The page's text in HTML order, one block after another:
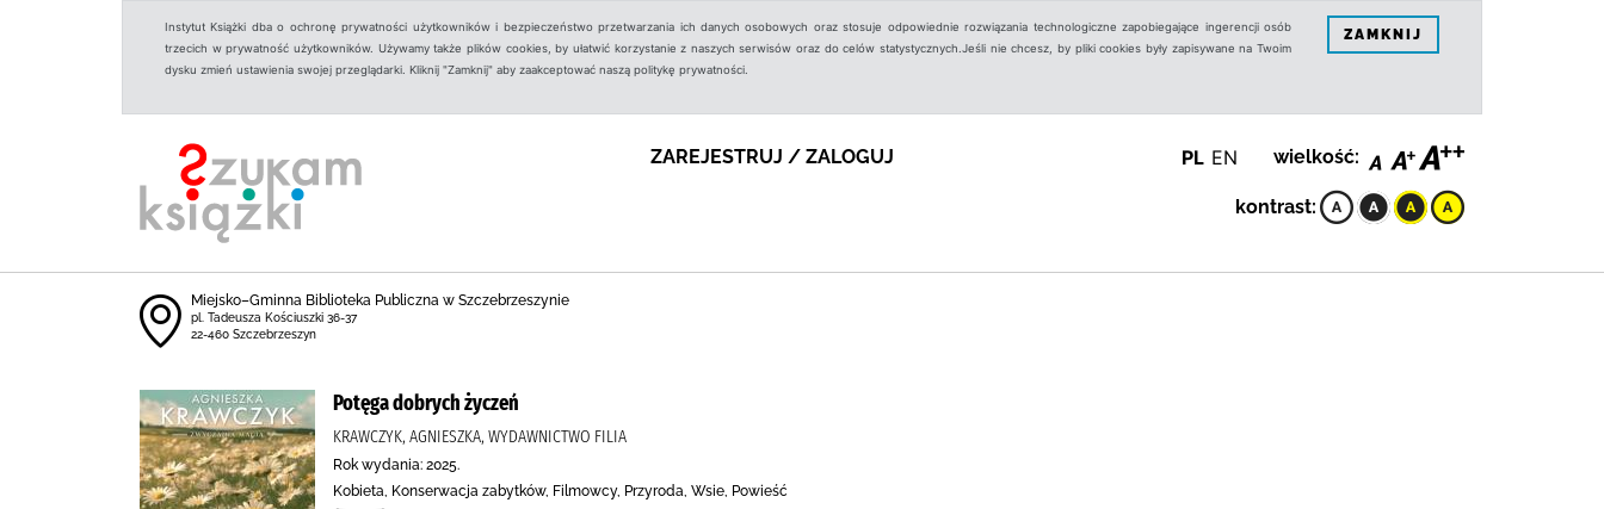
Instytut Książki dba o ochronę prywatności użytkowników i bezpieczeństwo przetwarzania ich danych osobowych oraz stosuje odpowiednie rozwiązania technologiczne zapobiegające ingerencji osób
trzecich w prywatność użytkowników. Używamy także plików cookies, by ułatwić korzystanie z naszych serwisów oraz do celów statystycznych.Jeśli nie chcesz, by pliki cookies były zapisywane na Twoim
dysku zmień ustawienia swojej przeglądarki. Kliknij "Zamknij" aby zaakceptować naszą politykę prywatności.
ZAMKNIJ
ZAREJESTRUJ / ZALOGUJ PL EN wielkość:
kontrast:
Miejsko–Gminna Biblioteka Publiczna w Szczebrzeszynie
pl. Tadeusza Kościuszki 36-37
22-460 Szczebrzeszyn
Potęga dobrych życzeń
KRAWCZYK, AGNIESZKA, WYDAWNICTWO FILIA
Rok wydania: 2025.
Kobieta, Konserwacja zabytków, Filmowcy, Przyroda, Wsie, Powieść